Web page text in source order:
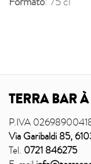
TERRA BAR
P.IVA
Via Garibaldi 85,
Tel. 0721 846275